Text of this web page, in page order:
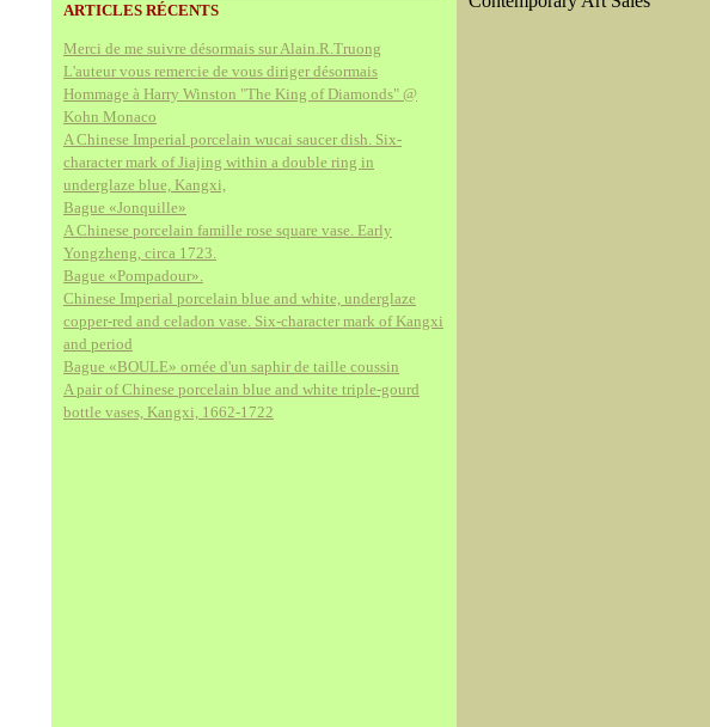
ARTICLES RÉCENTS
Merci de me suivre désormais sur Alain.R.Truong
L'auteur vous remercie de vous diriger désormais
Hommage à Harry Winston "The King of Diamonds" @
Kohn Monaco
A Chinese Imperial porcelain wucai saucer dish. Six-
character mark of Jiajing within a double ring in
underglaze blue, Kangxi,
Bague «Jonquille»
A Chinese porcelain famille rose square vase. Early
Yongzheng, circa 1723.
Bague «Pompadour».
Chinese Imperial porcelain blue and white, underglaze
copper-red and celadon vase. Six-character mark of Kangxi
and period
Bague «BOULE» ornée d'un saphir de taille coussin
A pair of Chinese porcelain blue and white triple-gourd
bottle vases, Kangxi, 1662-1722